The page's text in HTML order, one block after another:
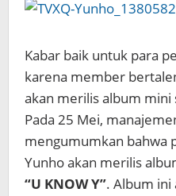
Kabar baik untuk para
karena member
akan merilis album mini
Pada 25 Mei,
mengumumkan bahwa
Yunho akan merilis
“U KNOW Y”. Album ini